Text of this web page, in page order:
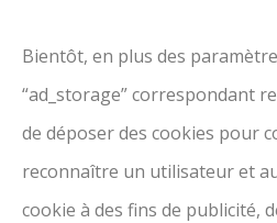
Bientôt, en plus des
“ad_storage” correspondant
de déposer des cookies pour
reconnaître un utilisateur et
cookie à des fins de publicité,